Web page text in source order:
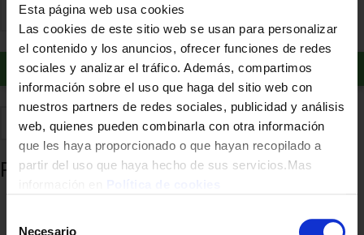
Esta página web usa cookies
Las cookies de este sitio web se usan para personalizar
el contenido y los anuncios, ofrecer funciones de redes
sociales y analizar el tráfico. Además, compartimos
información sobre el uso que haga del sitio web con
nuestros partners de redes sociales, publicidad y análisis
web, quienes pueden combinarla con otra información
que les haya proporcionado o que hayan recopilado a
partir del uso que haya hecho de sus servicios.Mas
Necesario
Añadir al carrito
Añadir a favoritos Comparte
Productos relacionados